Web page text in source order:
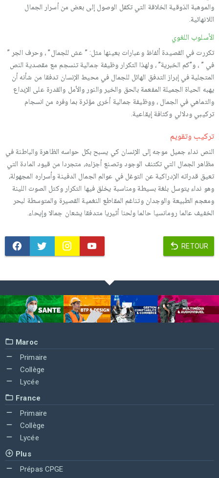
والموهبة الذوقية الخلاقة التي تكفل الوصول إلى بعض من أسرار الجمال
اللانهائية.
الأسلوب اللغوي
تكررت في القصيدة ألفاظ وعبارات بعينها مثل: ” عش للجمال” ، وحرف الجر ”
في ” ، و”كم الخبرية” ، ولهذا التكرار وظيفة جمالية تنسجم مع مقصدية النص
المتجلية في إبراز التدفق الهائل للجمال في محيط الإنسان تدفقا من شأنه أن
يهبه الحياة الجميلة المفعمة بالحق والخير والنور والأمل والقدرة على الإبداع
والتماهي في الجمال ، ووظيفة جمالية أخرى مؤثرة بما وفره من انسجام
تركيبي ودلالي وكثافة إيقاعية.
تركيب وتقويم
النص نداء جميل موجه إلى الإنسان كي يسبح بكل حواسه الظاهرة والباطنة في
مظاهر الجمال التي تكتنف الوجود وتصنع أجزاءه، متجردا من قيود المادة التي
تعيق قدراته الإدراكية عن التوغل في عوالم الجمال الدفينة وأسراره المجهولة،
وهو نداء يتوسل بلغة بسيطة ومناسبة يخلق فيها التكرار وكتل الصوت اللينة
ومعجم الطبيعة والوجدان وتناغم المقاطع النغمية القصيرة والمتوسطة لبحر
الخفيف عالما رومانسيا حالما ولحنا أثيريا متدفقا يشعان جمالا وإيحاء.
RETOUR
Maroc
Primaire
Collège
Lycée
France
Primaire
Collège
Lycée
Plus
Prépas CPGE